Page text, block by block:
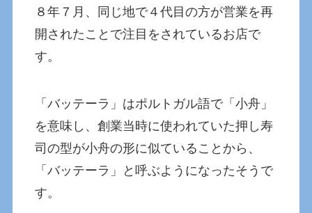
８年７月、同じ地で４代目の方が営業を再
開されたことで注目をされているお店で
す。
「バッテーラ」はポルトガル語で「小舟」
を意味し、創業当時に使われていた押し寿
司の型が小舟の形に似ていることから、
「バッテーラ」と呼ぶようになったそうで
す。